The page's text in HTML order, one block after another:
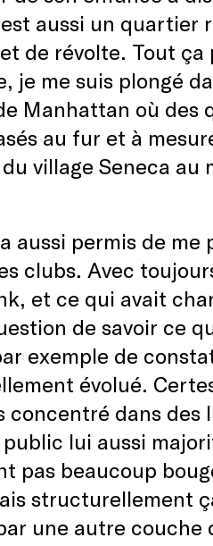
aussi un
de révolte. Tout
je me suis plongé
Manhattan où
au fur et à
village Seneca
aussi permis de
clubs. Avec
et ce qui avait
de savoir ce
exemple de
évolué.
concentré dans des
lui aussi
pas beaucoup
structurellement
une autre couche